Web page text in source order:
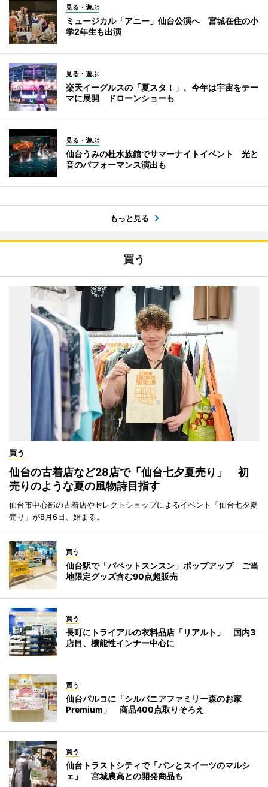
見る・遊ぶ
ミュージカル「アニー」仙台公演へ 宮城在住の小
学2年生も出演
見る・遊ぶ
楽天イーグルスの「夏スタ！」、今年は宇宙をテー
マに展開 ドローンショーも
見る・遊ぶ
仙台うみの杜水族館でサマーナイトイベント 光と
音のパフォーマンス演出も
もっと見る
買う
買う
仙台の古着店など28店で「仙台七夕夏売り」 初
売りのような夏の風物詩目指す
仙台市中心部の古着店やセレクトショップによるイベント「仙台七夕夏
売り」が8月6日、始まる。
買う
仙台駅で「パペットスンスン」ポップアップ ご当
地限定グッズ含む90点超販売
買う
長町にトライアルの衣料品店「リアルト」 国内3
店目、機能性インナー中心に
買う
仙台パルコに「シルバニアファミリー森のお家
Premium」 商品400点取りそろえ
買う
仙台トラストシティで「パンとスイーツのマルシ
ェ」 宮城農高との開発商品も